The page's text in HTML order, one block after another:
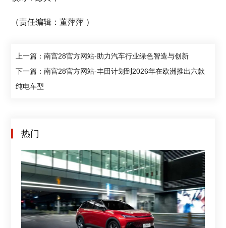
（责任编辑：董萍萍 ）
上一篇：南宫28官方网站-助力汽车行业绿色智造与创新
下一篇：南宫28官方网站-丰田计划到2026年在欧洲推出六款
纯电车型
热门